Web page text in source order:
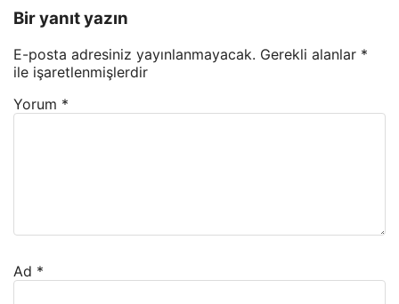
Bir yanıt yazın
E-posta adresiniz yayınlanmayacak. Gerekli alanlar *
ile işaretlenmişlerdir
Yorum *
Ad *